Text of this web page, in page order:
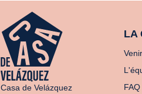
Casa de Velázquez
LA
FAQ